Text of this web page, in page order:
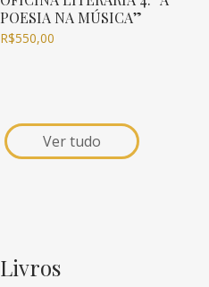
POESIA NA MÚSICA”
R$550,00
Ver tudo
Livros